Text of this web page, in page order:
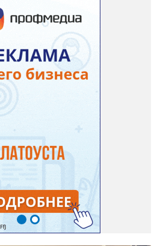
– «Юлия», а также «Коккоро»
сладкий). Вот уже первый на пару
плеть, подвешиваю своих
под овощей или авоськах,
попробовать!». Опытные
в соцсетях посоветовали нашей
не раньше, чем с его кожуры
глянцевым). По срокам опыления
- не менее 42 дней от завязи
Екатерина выяснила у знающих
– её сеянцы не опылялись, и это
«Мужской» цветочек для
- тычинку к пестику. Фото:
для «Златоуст.инфо».
newszlatoust74